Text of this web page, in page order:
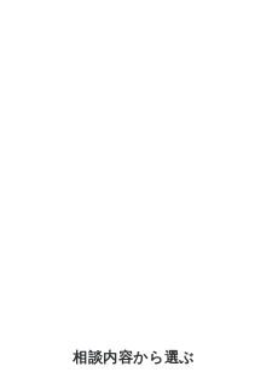
相談内容から選ぶ